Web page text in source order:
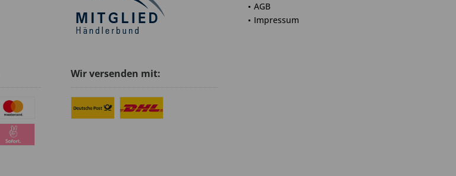
AGB
Impressum
Wir versenden mit: